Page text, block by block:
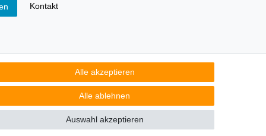
Alle akzeptieren
Alle ablehnen
Auswahl akzeptieren
Kontakt
im Sortiment führen oder geführt haben,
Bedeutung: